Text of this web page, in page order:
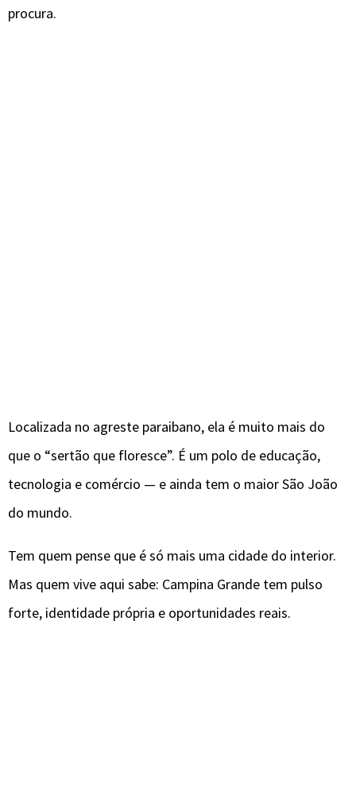
procura.
Localizada no agreste paraibano, ela é muito mais do
que o “sertão que floresce”. É um polo de educação,
tecnologia e comércio — e ainda tem o maior São João
do mundo.
Tem quem pense que é só mais uma cidade do interior.
Mas quem vive aqui sabe: Campina Grande tem pulso
forte, identidade própria e oportunidades reais.